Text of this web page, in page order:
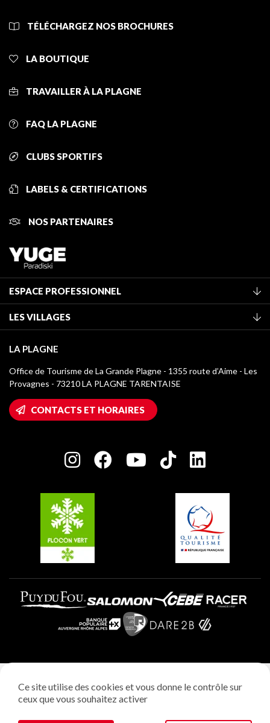
TÉLÉCHARGEZ NOS BROCHURES
LA BOUTIQUE
TRAVAILLER À LA PLAGNE
FAQ LA PLAGNE
CLUBS SPORTIFS
LABELS & CERTIFICATIONS
NOS PARTENAIRES
ESPACE PROFESSIONNEL
Classement des meublés
Taxe de séjour
Médiathèque
Logos La Plagne
Accès Wifi
Maison des Propriétaires
Charte des Acteurs Engagés
LES VILLAGES
Montchavin - Les Coches
Champagny-en-Vanoise
Plagne 1800
Plagne Villages
Plagne Aime 2000
LA PLAGNE
Office de Tourisme de La Grande Plagne - 1355 route d’Aime - Les
Provagnes - 73210 LA PLAGNE TARENTAISE
CONTACTS ET HORAIRES
Ce site utilise des cookies et vous donne le contrôle sur
ceux que vous souhaitez activer